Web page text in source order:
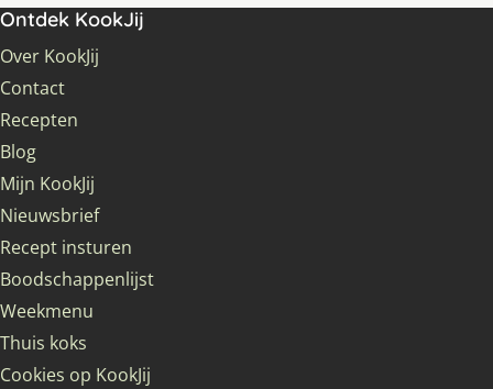
Ontdek KookJij
Over KookJij
Contact
Recepten
Blog
Mijn KookJij
Nieuwsbrief
Recept insturen
Boodschappenlijst
Weekmenu
Thuis koks
Cookies op KookJij